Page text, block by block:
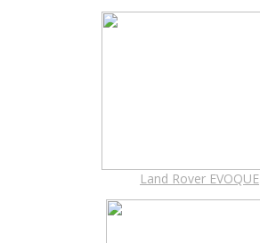
Land Rover EVOQUE